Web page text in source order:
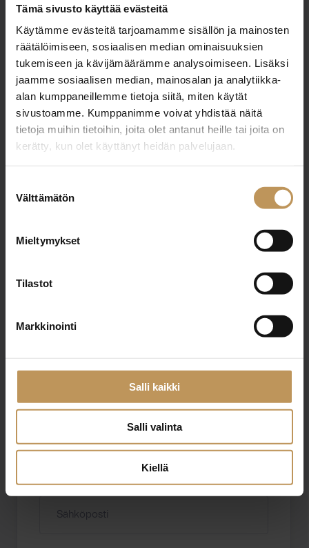
Tämä sivusto käyttää evästeitä
Käytämme evästeitä tarjoamamme sisällön ja mainosten
räätälöimiseen, sosiaalisen median ominaisuuksien
tukemiseen ja kävijämäärämme analysoimiseen. Lisäksi
jaamme sosiaalisen median, mainosalan ja analytiikka-
alan kumppaneillemme tietoja siitä, miten käytät
sivustoamme. Kumppanimme voivat yhdistää näitä
tietoja muihin tietoihin, joita olet antanut heille tai joita on
kerätty, kun olet käyttänyt heidän palvelujaan.
valinta
Välttämätön
Mieltymykset
Tilastot
Markkinointi
Salli kaikki
Salli valinta
Kiellä
Miten voin auttaa
asuntoasioissa?
Jätä yhteystietosi, niin otan yhteyttä
"*" näyttää pakolliset kentät
Sähköposti*